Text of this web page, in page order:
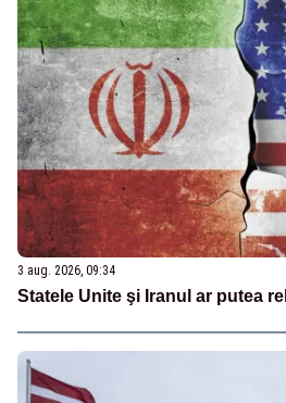
3 aug. 2026, 09:34
Statele Unite şi Iranul ar putea